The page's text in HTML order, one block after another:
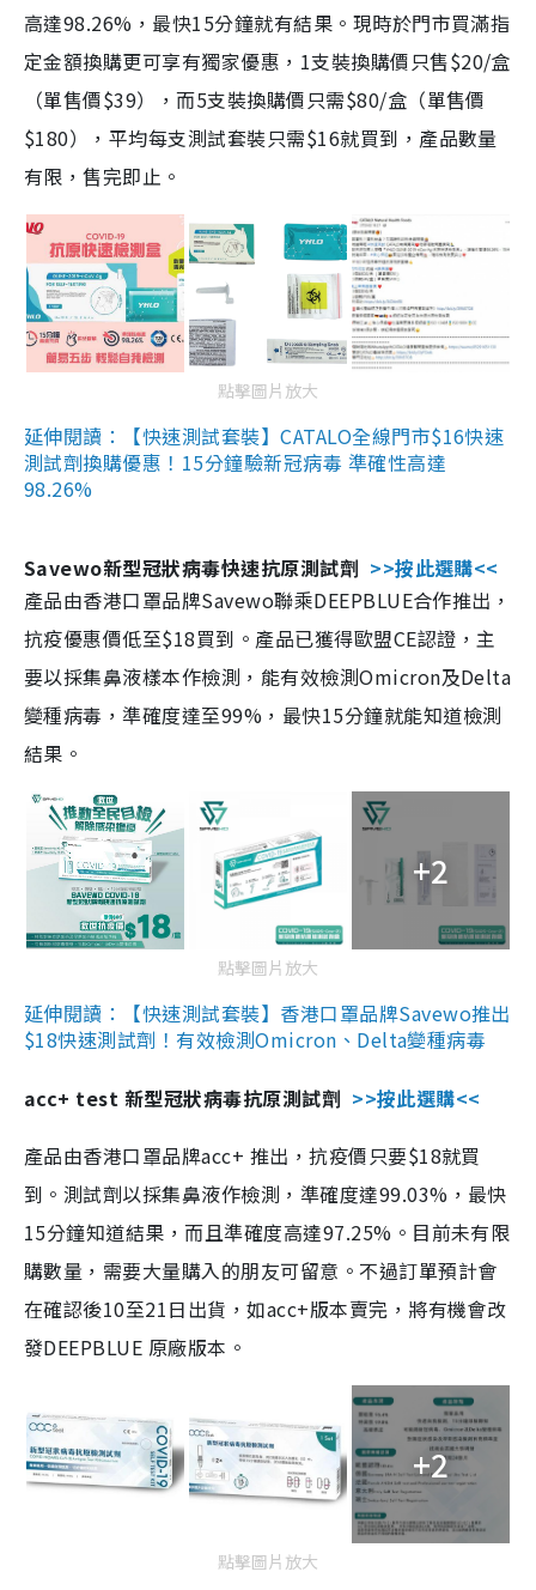
高達98.26%，最快15分鐘就有結果。現時於門市買滿指
定金額換購更可享有獨家優惠，1支裝換購價只售$20/盒
（單售價$39），而5支裝換購價只需$80/盒（單售價
$180），平均每支測試套裝只需$16就買到，產品數量
有限，售完即止。
點擊圖片放大
延伸閱讀：【快速測試套裝】CATALO全線門市$16快速
測試劑換購優惠！15分鐘驗新冠病毒 準確性高達
98.26%
Savewo新型冠狀病毒快速抗原測試劑 >>按此選購<<
產品由香港口罩品牌Savewo聯乘DEEPBLUE合作推出，
抗疫優惠價低至$18買到。產品已獲得歐盟CE認證，主
要以採集鼻液樣本作檢測，能有效檢測Omicron及Delta
變種病毒，準確度達至99%，最快15分鐘就能知道檢測
結果。
+2
點擊圖片放大
延伸閱讀：【快速測試套裝】香港口罩品牌Savewo推出
$18快速測試劑！有效檢測Omicron、Delta變種病毒
acc+ test 新型冠狀病毒抗原測試劑 >>按此選購<<
產品由香港口罩品牌acc+ 推出，抗疫價只要$18就買
到。測試劑以採集鼻液作檢測，準確度達99.03%，最快
15分鐘知道結果，而且準確度高達97.25%。目前未有限
購數量，需要大量購入的朋友可留意。不過訂單預計會
在確認後10至21日出貨，如acc+版本賣完，將有機會改
發DEEPBLUE 原廠版本。
+2
點擊圖片放大